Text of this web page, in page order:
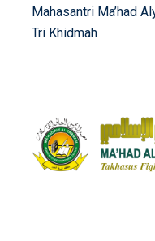
Mahasantri Ma’had
Tri Khidmah